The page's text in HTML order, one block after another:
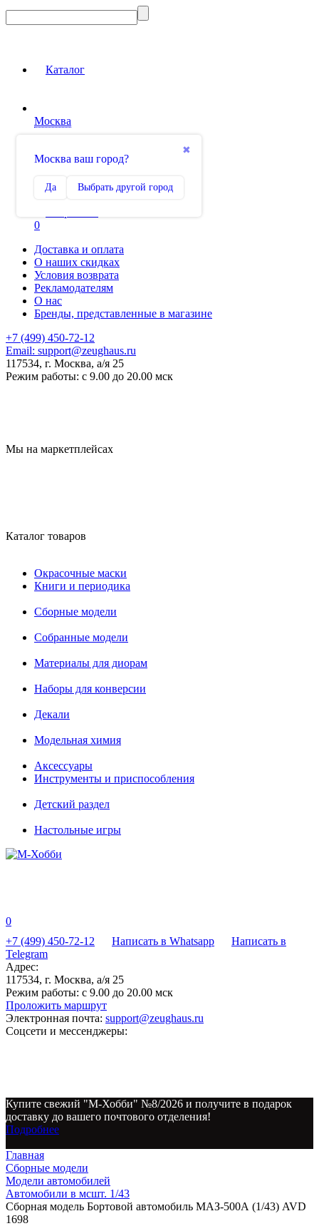
Каталог
Москва
✖
Москва ваш город?
Да Выбрать другой город
Сравнение
0
Доставка и оплата
О наших скидках
Условия возврата
Рекламодателям
О нас
Бренды, представленные в магазине
+7 (499) 450-72-12
Email: support@zeughaus.ru
117534, г. Москва, а/я 25
Режим работы: с 9.00 до 20.00 мск
Мы на маркетплейсах
Каталог товаров
Окрасочные маски
Книги и периодика
Сборные модели
Собранные модели
Материалы для диорам
Наборы для конверсии
Декали
Модельная химия
Аксессуары
Инструменты и приспособления
Детский раздел
Настольные игры
0
+7 (499) 450-72-12
Написать в Whatsapp
Написать в
Telegram
Адрес:
117534, г. Москва, а/я 25
Режим работы: с 9.00 до 20.00 мск
Проложить маршрут
Электронная почта: support@zeughaus.ru
Соцсети и мессенджеры:
Купите свежий "М-Хобби" №8/2026 и получите в подарок
доставку до вашего почтового отделения!
Подробнее
Главная
Сборные модели
Модели автомобилей
Автомобили в мсшт. 1/43
Сборная модель Бортовой автомобиль МАЗ-500А (1/43) AVD
1698